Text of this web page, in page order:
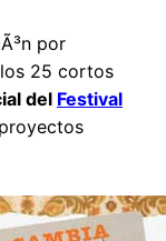
por
25 cortos
del Festival